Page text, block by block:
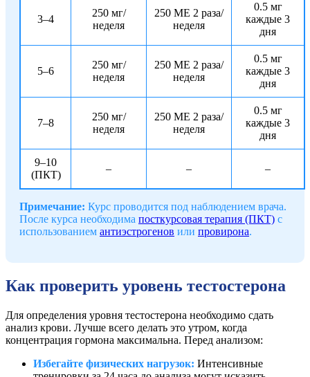
3–4
250 мг/
неделя
250 МЕ 2 раза/
неделя
0.5 мг
каждые 3
дня
5–6
250 мг/
неделя
250 МЕ 2 раза/
неделя
0.5 мг
каждые 3
дня
7–8
250 мг/
неделя
250 МЕ 2 раза/
неделя
0.5 мг
каждые 3
дня
9–10
(ПКТ)
– – –
Примечание: Курс проводится под наблюдением врача.
После курса необходима посткурсовая терапия (ПКТ) с
использованием антиэстрогенов или провирона.
Как проверить уровень тестостерона
Для определения уровня тестостерона необходимо сдать
анализ крови. Лучше всего делать это утром, когда
концентрация гормона максимальна. Перед анализом:
Избегайте физических нагрузок: Интенсивные